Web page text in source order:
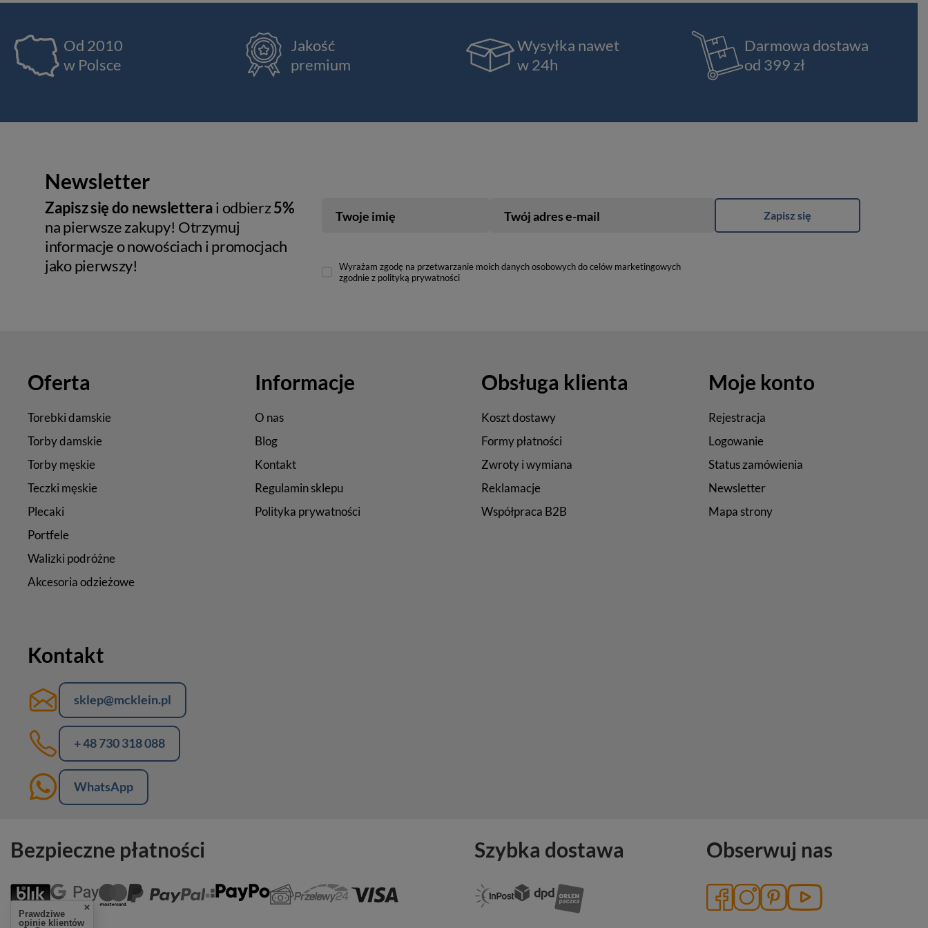
Od 2010
w Polsce
Jakość
premium
Wysyłka nawet
w 24h
Darmowa dostawa
od 399 zł
Newsletter
Zapisz się do newsletterai odbierz5%
na pierwsze zakupy! Otrzymuj
informacje o nowościach i promocjach
jako pierwszy!
Twoje imię Twój adres e-mail Zapisz się
Wyrażam zgodę na przetwarzanie moich danych osobowych do celów marketingowych
zgodnie z polityką prywatności
Oferta
Torebki damskie
Torby damskie
Torby męskie
Teczki męskie
Plecaki
Portfele
Walizki podróżne
Akcesoria odzieżowe
Informacje
O nas
Blog
Kontakt
Regulamin sklepu
Polityka prywatności
Obsługa klienta
Koszt dostawy
Formy płatności
Zwroty i wymiana
Reklamacje
Współpraca B2B
Moje konto
Rejestracja
Logowanie
Status zamówienia
Newsletter
Mapa strony
Kontakt
sklep@mcklein.pl
+ 48 730 318 088
WhatsApp
Bezpieczne płatności Szybka dostawa Obserwuj nas
Prawdziwe
opinie klientów